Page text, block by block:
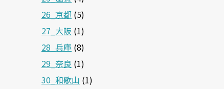
26_京都 (5)
27_大阪 (1)
28_兵庫 (8)
29_奈良 (1)
30_和歌山 (1)